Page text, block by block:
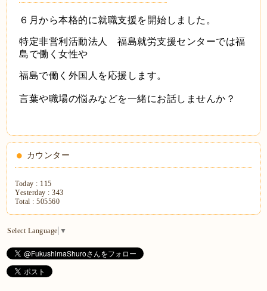
６月から本格的に就職支援を開始しました。
特定非営利活動法人 福島就労支援センターでは福
島で働く女性や
福島で働く外国人を応援します。
言葉や職場の悩みなどを一緒にお話しませんか？
カウンター
Today : 115
Yesterday :343
Total :505560
Select Language ▼